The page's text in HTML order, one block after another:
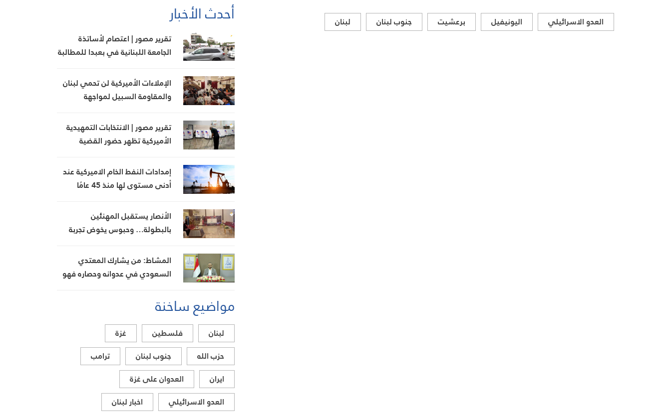
العدو الاسرائيلي اليونيفيل برعشيت جنوب لبنان لبنان أحدث الأخبار
تقرير مصور | اعتصام لأساتذة
الجامعة اللبنانية في بعبدا للمطالبة
الإملاءات الأميركية لن تحمي لبنان
والمقاومة السبيل لمواجهة
تقرير مصور | الانتخابات التمهيدية
الأميركية تظهر حضور القضية
إمدادات النفط الخام الاميركية عند
أدنى مستوى لها منذ 45 عامًا
الأنصار يستقبل المهنئين
بالبطولة… وحبوس يخوض تجربة
المشاط: من يشارك المعتدي
السعودي في عدوانه وحصاره فهو
مواضيع ساخنة
لبنان فلسطين
غزة
حزب الله
جنوب لبنان
ترامب
ايران
العدوان على غزة
العدو الاسرائيلي
اخبار لبنان